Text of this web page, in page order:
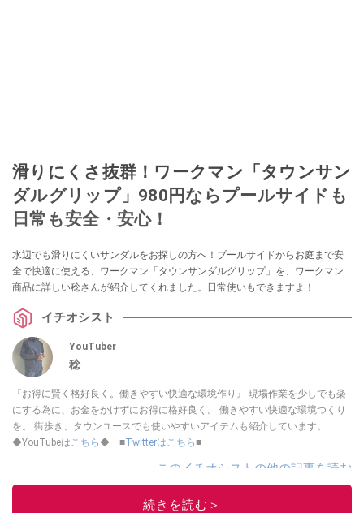
滑りにくさ抜群！ワークマン「タウンサン
ダルグリップ」980円ならプールサイドも
日常も安全・安心！
水辺でも滑りにくいサンダルをお探しの方へ！プールサイドからお庭まで安
全で快適に使える、ワークマン「タウンサンダルグリップ」を、ワークマン
商品に詳しい稔さんが紹介してくれました。日常使いもできますよ！
イチオシスト
YouTuber
稔
『お得に賢く格好良く。働きやすい快適な環境作り』 現場作業を少しでも楽
にする為に、お金をかけずにお得に格好良く。 働きやすい快適な環境つくり
を。 街歩き、タウンユースでも使いやすいアイテムも紹介しています。
◆YouTubeは こちら◆ ■Twitterはこちら■
このイチオシストの他の記事を読む
続きを読む＞